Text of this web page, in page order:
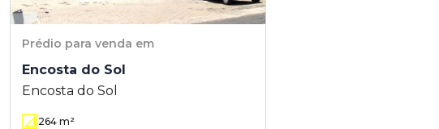
Prédio para venda em
Encosta do Sol
Encosta do Sol
264 m²